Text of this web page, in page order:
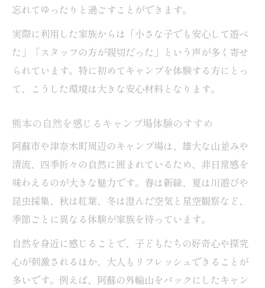
説
阿蘇の自然と連動したキャンプ場体験の魅
力
津奈木町で人気の家族向けイベント活用術
キャンプ場と季節イベントのおすすめ組み
子どもと一緒に体験する旬のイベント紹介
安心設備が魅力のキャンプ場体験ガイド
初心者も安心の設備充実キャンプ場ガイド
子連れで快適に過ごせるキャンプ場の選択
法
設備と安全性で選ぶキャンプ場のポイント
家族に安心なキャンプ場のサービス一覧
手ぶらで楽しめるキャンプ場利用術
忘れてゆったりと過ごすことができます。
実際に利用した家族からは「小さな子でも安心して遊べ
た」「スタッフの方が親切だった」という声が多く寄せ
られています。特に初めてキャンプを体験する方にとっ
て、こうした環境は大きな安心材料となります。
熊本の自然を感じるキャンプ場体験のすすめ
阿蘇市や津奈木町周辺のキャンプ場は、雄大な山並みや
清流、四季折々の自然に囲まれているため、非日常感を
味わえるのが大きな魅力です。春は新緑、夏は川遊びや
昆虫採集、秋は紅葉、冬は澄んだ空気と星空観察など、
季節ごとに異なる体験が家族を待っています。
自然を身近に感じることで、子どもたちの好奇心や探究
心が刺激されるほか、大人もリフレッシュできることが
多いです。例えば、阿蘇の外輪山をバックにしたキャン